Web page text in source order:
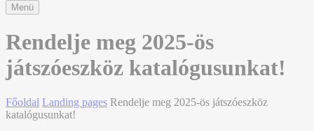
Menü
Rendelje meg 2025-ös
játszóeszköz katalógusunkat!
Főoldal Landing pages Rendelje meg 2025-ös játszóeszköz
katalógusunkat!